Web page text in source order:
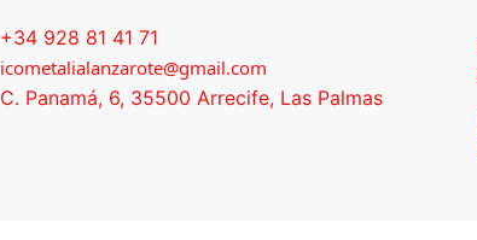
+34 928 81 41 71
icometalialanzarote@gmail.com
C. Panamá, 6, 35500 Arrecife, Las Palmas